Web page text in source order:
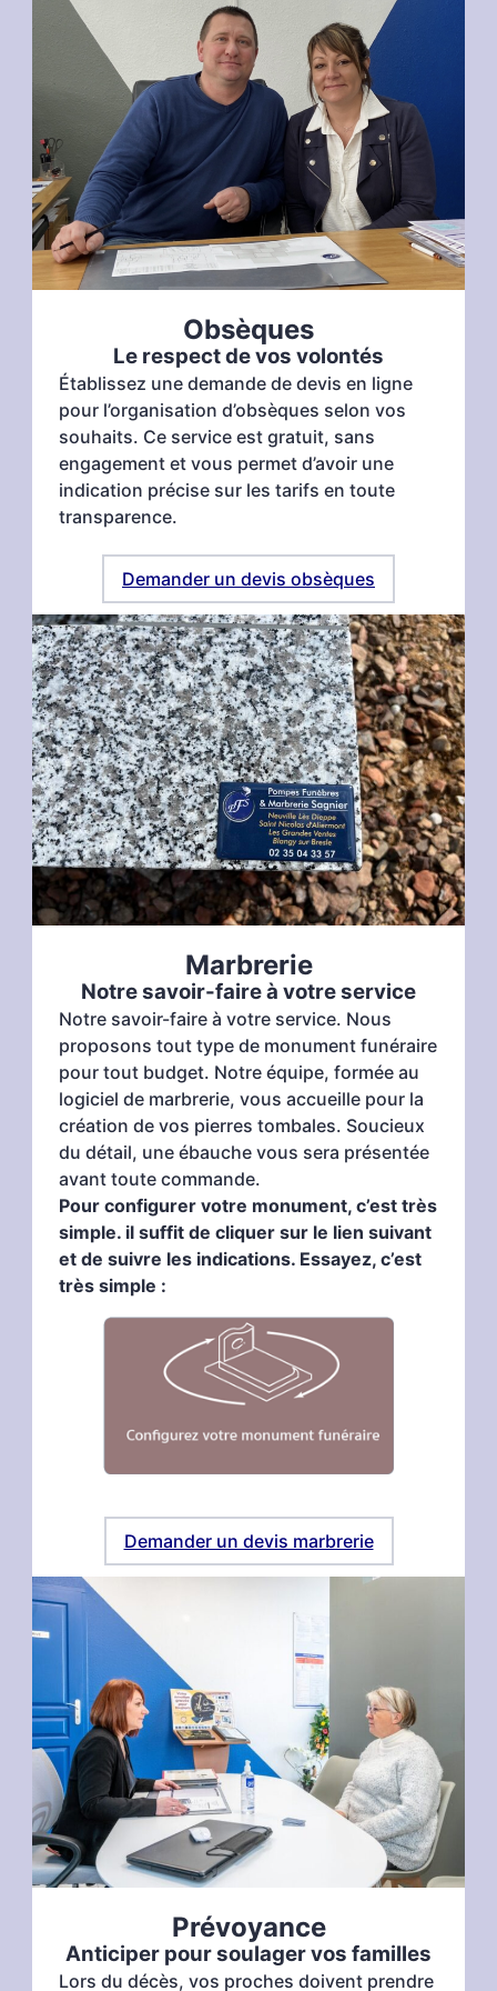
Obsèques
Le respect de vos volontés
Établissez une demande de devis en ligne
pour l’organisation d’obsèques selon vos
souhaits. Ce service est gratuit, sans
engagement et vous permet d’avoir une
indication précise sur les tarifs en toute
transparence.
Demander un devis obsèques
Marbrerie
Notre savoir-faire à votre service
Notre savoir-faire à votre service. Nous
proposons tout type de monument funéraire
pour tout budget. Notre équipe, formée au
logiciel de marbrerie, vous accueille pour la
création de vos pierres tombales. Soucieux
du détail, une ébauche vous sera présentée
avant toute commande.
Pour configurer votre monument, c’est très
simple. il suffit de cliquer sur le lien suivant
et de suivre les indications. Essayez, c’est
très simple :
Demander un devis marbrerie
Prévoyance
Anticiper pour soulager vos familles
Lors du décès, vos proches doivent prendre